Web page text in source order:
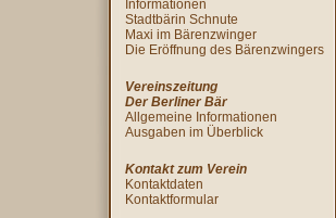
Informationen
Stadtbärin Schnute
Maxi im Bärenzwinger
Die Eröffnung des Bärenzwingers
Vereinszeitung
Der Berliner Bär
Allgemeine Informationen
Ausgaben im Überblick
Kontakt zum Verein
Kontaktdaten
Kontaktformular